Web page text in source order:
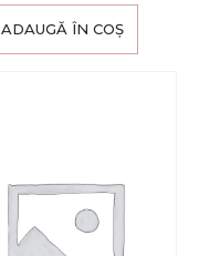
ADAUGĂ ÎN COȘ